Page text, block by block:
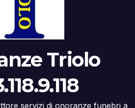
Triolo
servizi di onoranze funebri a